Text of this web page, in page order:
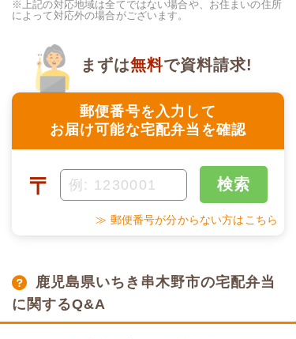
※上記の対応地域は全てではない場合や、お住まいの住所
によって対応外の場合がございます。
郵便番号を入力して
お届け可能な宅配弁当を確認
まずは無料で資料請求!
〒 検索
≫ 郵便番号が分からない方はこちら
鹿児島県いちき串木野市の宅配弁当
に関するQ&A